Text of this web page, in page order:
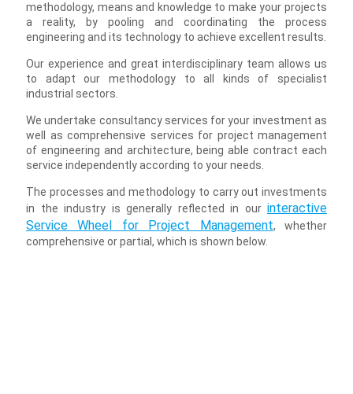
methodology, means and knowledge to make your projects
a reality, by pooling and coordinating the process
engineering and its technology to achieve excellent results.
Our experience and great interdisciplinary team allows us
to adapt our methodology to all kinds of specialist
industrial sectors.
We undertake consultancy services for your investment as
well as comprehensive services for project management
of engineering and architecture, being able contract each
service independently according to your needs.
The processes and methodology to carry out investments
in the industry is generally reflected in our interactive
Service Wheel for Project Management, whether
comprehensive or partial, which is shown below.